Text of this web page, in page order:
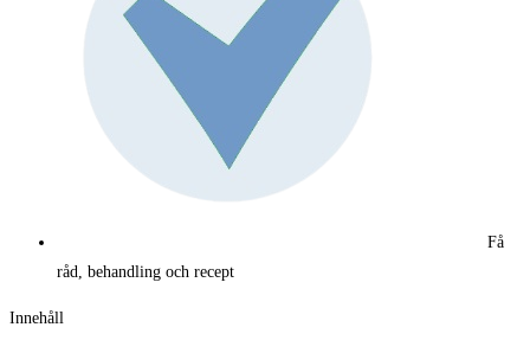
Få
råd, behandling och recept
Innehåll